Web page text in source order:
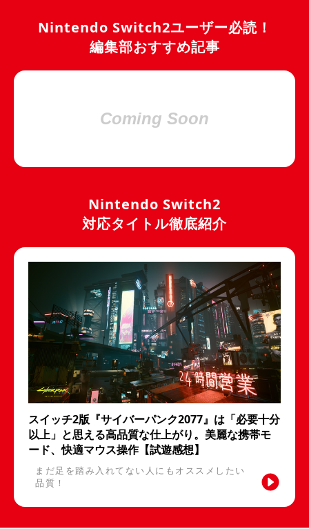
Nintendo Switch2ユーザー必読！
編集部おすすめ記事
Coming Soon
Nintendo Switch2
対応タイトル徹底紹介
スイッチ2版『サイバーパンク2077』は「必要十分
以上」と思える高品質な仕上がり。美麗な携帯モ
ード、快適マウス操作【試遊感想】
まだ足を踏み入れてない人にもオススメしたい
品質！